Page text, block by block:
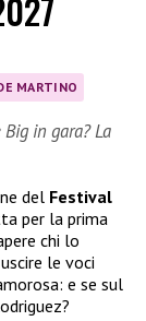
MARTINO
in gara? La
del Festival
per la prima
chi lo
le voci
e se sul